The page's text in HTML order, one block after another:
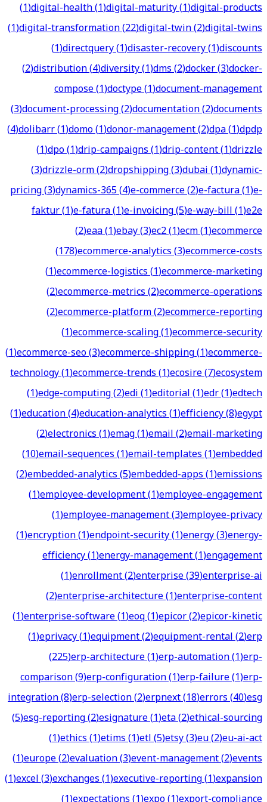
(1)digital-health(1)digital-maturity(1)digital-products
(1)digital-transformation(22)digital-twin(2)digital-twins
(1)directquery(1)disaster-recovery(1)discounts
(2)distribution(4)diversity(1)dms(2)docker(3)docker-
compose(1)doctype(1)document-management
(3)document-processing(2)documentation(2)documents
(4)dolibarr(1)domo(1)donor-management(2)dpa(1)dpdp
(1)dpo(1)drip-campaigns(1)drip-content(1)drizzle
(3)drizzle-orm(2)dropshipping(3)dubai(1)dynamic-
pricing(3)dynamics-365(4)e-commerce(2)e-factura(1)e-
faktur(1)e-fatura(1)e-invoicing(5)e-way-bill(1)e2e
(2)eaa(1)ebay(3)ec2(1)ecm(1)ecommerce
(178)ecommerce-analytics(3)ecommerce-costs
(1)ecommerce-logistics(1)ecommerce-marketing
(2)ecommerce-metrics(2)ecommerce-operations
(2)ecommerce-platform(2)ecommerce-reporting
(1)ecommerce-scaling(1)ecommerce-security
(1)ecommerce-seo(3)ecommerce-shipping(1)ecommerce-
technology(1)ecommerce-trends(1)ecosire(7)ecosystem
(1)edge-computing(2)edi(1)editorial(1)edr(1)edtech
(1)education(4)education-analytics(1)efficiency(8)egypt
(2)electronics(1)emag(1)email(2)email-marketing
(10)email-sequences(1)email-templates(1)embedded
(2)embedded-analytics(5)embedded-apps(1)emissions
(1)employee-development(1)employee-engagement
(1)employee-management(3)employee-privacy
(1)encryption(1)endpoint-security(1)energy(3)energy-
efficiency(1)energy-management(1)engagement
(1)enrollment(2)enterprise(39)enterprise-ai
(2)enterprise-architecture(1)enterprise-content
(1)enterprise-software(1)eoq(1)epicor(2)epicor-kinetic
(1)eprivacy(1)equipment(2)equipment-rental(2)erp
(225)erp-architecture(1)erp-automation(1)erp-
comparison(9)erp-configuration(1)erp-failure(1)erp-
integration(8)erp-selection(2)erpnext(18)errors(40)esg
(5)esg-reporting(2)esignature(1)eta(2)ethical-sourcing
(1)ethics(1)etims(1)etl(5)etsy(3)eu(2)eu-ai-act
(1)europe(2)evaluation(3)event-management(2)events
(1)excel(3)exchanges(1)executive-reporting(1)expansion